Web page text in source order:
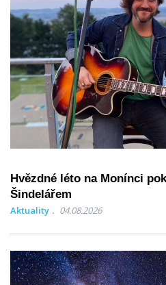
Hvězdné léto na Monínci
Šindelářem
Aktuality 04.08.2026